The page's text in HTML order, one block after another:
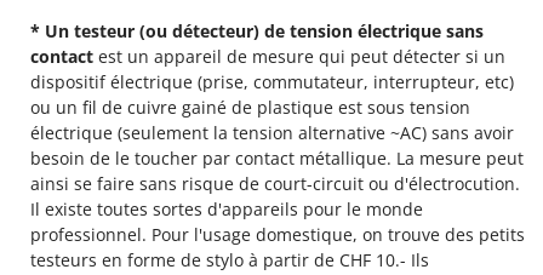
* Un testeur (ou détecteur) de tension électrique sans
contact est un appareil de mesure qui peut détecter si un
dispositif électrique (prise, commutateur, interrupteur, etc)
ou un fil de cuivre gainé de plastique est sous tension
électrique (seulement la tension alternative ~AC) sans avoir
besoin de le toucher par contact métallique. La mesure peut
ainsi se faire sans risque de court-circuit ou d'électrocution.
Il existe toutes sortes d'appareils pour le monde
professionnel. Pour l'usage domestique, on trouve des petits
testeurs en forme de stylo à partir de CHF 10.- Ils